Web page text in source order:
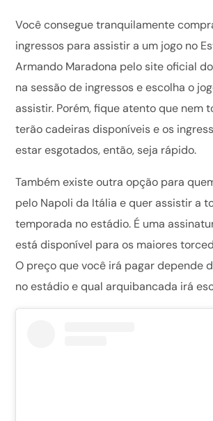
Você consegue tranquilamente
ingressos para assistir a um jogo no
Armando Maradona pelo site oficial
na sessão de ingressos e escolha o
assistir. Porém, fique atento que nem
terão cadeiras disponíveis e os
estar esgotados, então, seja rápido.
Também existe outra opção para
pelo Napoli da Itália e quer assistir a
temporada no estádio. É uma
está disponível para os maiores
O preço que você irá pagar depende
no estádio e qual arquibancada irá